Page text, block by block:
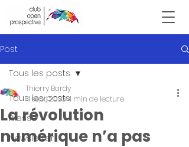
Victor Hugo
Post
Tous les posts
Presse
Newsletter
Tous les posts
La révolution
numérique n’a pas
Thierry Bardy
4 sept. 20234 min de lecture